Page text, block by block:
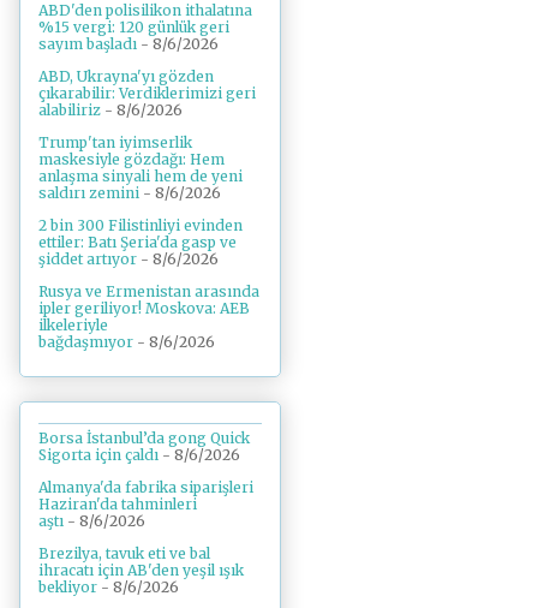
ABD'den polisilikon ithalatına
%15 vergi: 120 günlük geri
sayım başladı - 8/6/2026
ABD, Ukrayna'yı gözden
çıkarabilir: Verdiklerimizi geri
alabiliriz - 8/6/2026
Trump'tan iyimserlik
maskesiyle gözdağı: Hem
anlaşma sinyali hem de yeni
saldırı zemini - 8/6/2026
2 bin 300 Filistinliyi evinden
ettiler: Batı Şeria'da gasp ve
şiddet artıyor - 8/6/2026
Rusya ve Ermenistan arasında
ipler geriliyor! Moskova: AEB
ilkeleriyle
bağdaşmıyor - 8/6/2026
Borsa İstanbul’da gong Quick
Sigorta için çaldı - 8/6/2026
Almanya'da fabrika siparişleri
Haziran'da tahminleri
aştı - 8/6/2026
Brezilya, tavuk eti ve bal
ihracatı için AB'den yeşil ışık
bekliyor - 8/6/2026